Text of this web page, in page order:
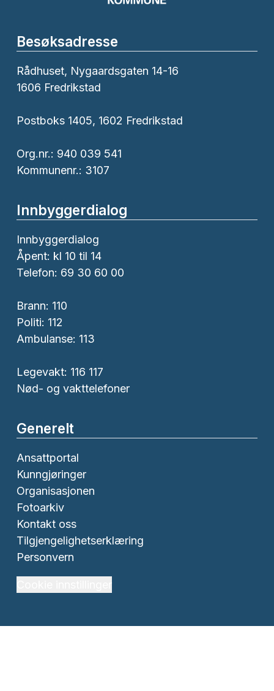
Besøksadresse
Rådhuset, Nygaardsgaten 14-16
1606 Fredrikstad
Postboks 1405, 1602 Fredrikstad
Org.nr.: 940 039 541
Kommunenr.: 3107
Innbyggerdialog
Innbyggerdialog
Åpent: kl 10 til 14
Telefon: 69 30 60 00
Brann: 110
Politi: 112
Ambulanse: 113
Legevakt: 116 117
Nød- og vakttelefoner
Generelt
Ansattportal
Kunngjøringer
Organisasjonen
Fotoarkiv
Kontakt oss
Tilgjengelighetserklæring
Personvern